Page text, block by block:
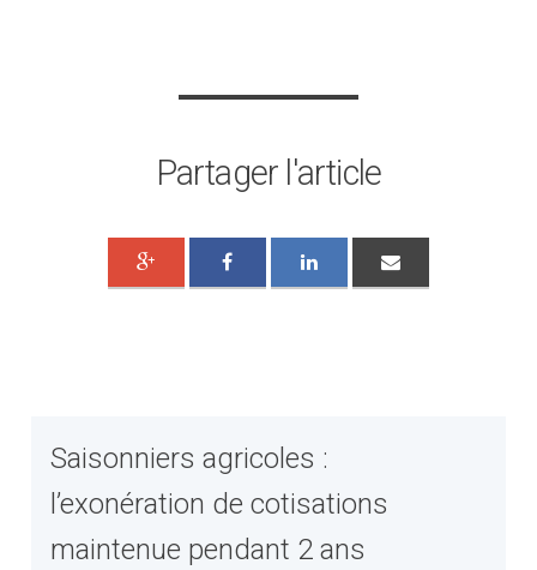
Partager l'article
Saisonniers agricoles :
l’exonération de cotisations
maintenue pendant 2 ans